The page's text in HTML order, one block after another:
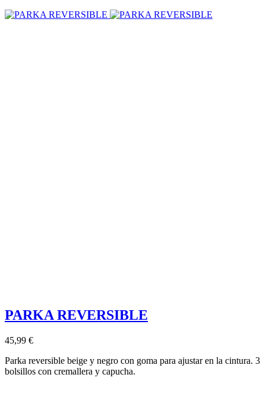
PARKA REVERSIBLE
45,99 €
Parka reversible beige y negro con goma para ajustar en la cintura. 3
bolsillos con cremallera y capucha.